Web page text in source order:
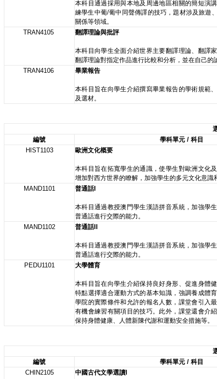
本科目通過採用與本地及周邊地區相關的簡短演
練學生中葡/葡中同聲傳譯的技巧，題材涉及旅遊
關係等領域。
TRAN4105
翻譯理論與批評
本科目向學生全面介紹世界主要翻譯理論、翻譯
翻譯理論對指定作品進行比較和分析，並在自己的
TRAN4106
畢業報告
本科目旨在向學生介紹撰寫畢業報告的學術規範
及選材。
編號
學科單元 / 科目
HIST1103
歐洲文化概要
本科目旨在拓寬學生的通識，使學生對歐洲文化
增加對西方世界的瞭解，加強學生的多元文化意識
MAND1101
普通話I
本科目通過教授澳門學生漢語拼音系統，加強學
普通話進行交際的能力。
MAND1102
普通話II
本科目通過教授澳門學生漢語拼音系統，加強學
普通話進行交際的能力。
PEDU1101
大學體育
本科目旨在向學生介紹保持良好身形、促進身體
特點選擇適合運動方式的基本知識，強調養成體
學院的實際條件和允許的報名人數，課堂會引入
有機會練習有關項目的技巧。此外，課堂還會介
保持身體健康、人體新陳代謝和運動安全措施等。
編號
學科單元 / 科目
CHIN2105
中國古代文學選讀I